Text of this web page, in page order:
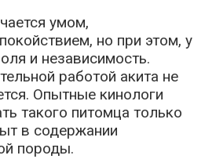
умом,
но при этом, у
и независимость.
работой акита не
Опытные кинологи
такого питомца только
в содержании
породы.